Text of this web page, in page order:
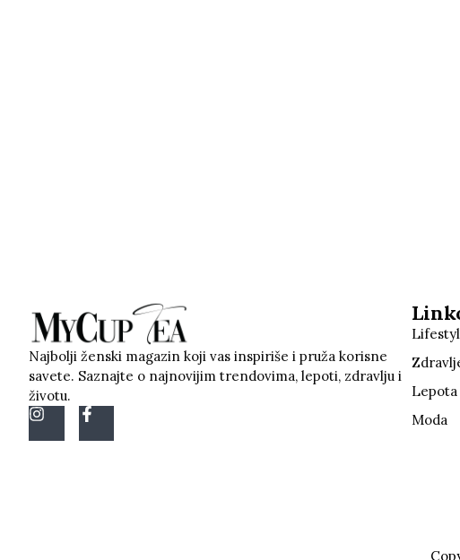
Najbolji ženski magazin koji vas inspiriše i pruža korisne
savete. Saznajte o najnovijim trendovima, lepoti, zdravlju i
životu.
Lepota
Moda